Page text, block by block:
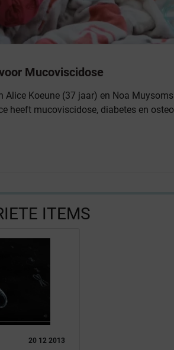
Mucoviscidose
Alice Koeune (37 jaar) en Noa
heeft mucoviscidose, diabetes en
ITEMS
20 12 2013